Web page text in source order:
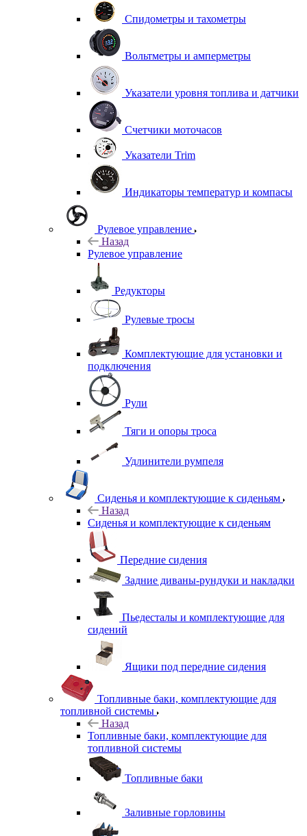
Спидометры и тахометры
Вольтметры и амперметры
Указатели уровня топлива и датчики
Счетчики моточасов
Указатели Trim
Индикаторы температур и компасы
Рулевое управление
Назад
Рулевое управление
Редукторы
Рулевые тросы
Комплектующие для установки и
подключения
Рули
Тяги и опоры троса
Удлинители румпеля
Сиденья и комплектующие к сиденьям
Назад
Сиденья и комплектующие к сиденьям
Передние сидения
Задние диваны-рундуки и накладки
Пьедесталы и комплектующие для
сидений
Ящики под передние сидения
Топливные баки, комплектующие для
топливной системы
Назад
Топливные баки, комплектующие для
топливной системы
Топливные баки
Заливные горловины